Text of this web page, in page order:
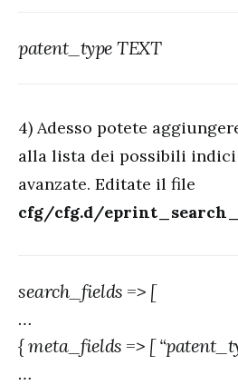
patent_type TEXT
4) Adesso potete
alla lista dei possibili
avanzate. Editate il file
cfg/cfg.d/
search_fields => [
…
{ meta_fields => [
…